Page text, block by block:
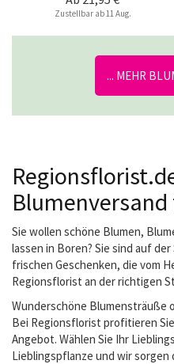
Zustellbar ab 11 Aug.
... MEHR
Sie wollen schöne Blumen,
lassen in Boren? Sie sind auf
frischen Geschenken, die vom
Regionsflorist an der richtigen
Wunderschöne Blumensträuße
Bei Regionsflorist profitieren
Angebot. Wählen Sie Ihr
Lieblingspflanze und wir sorgen